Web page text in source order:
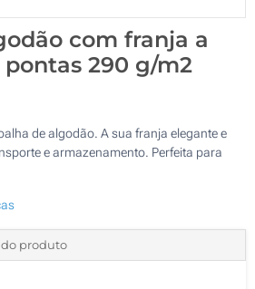
com franja a
290 g/m2
de algodão. A sua franja elegante e
e armazenamento. Perfeita para
do produto